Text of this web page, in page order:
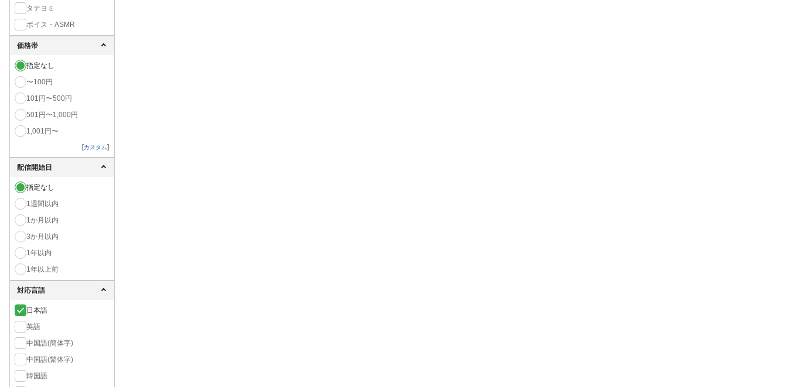
タテヨミ
ボイス・ASMR
価格帯
指定なし
〜100円
101円〜500円
501円〜1,000円
1,001円〜
[カスタム]
配信開始日
指定なし
1週間以内
1か月以内
3か月以内
1年以内
1年以上前
対応言語
日本語
英語
中国語(簡体字)
中国語(繁体字)
韓国語